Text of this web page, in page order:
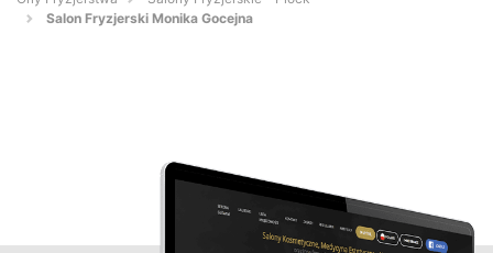
Salon Fryzjerski Monika Gocejna